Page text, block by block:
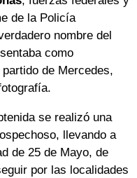
de la Policía
nombre del
como
de Mercedes,
se realizó una
llevando a
de 25 de Mayo, de
por las localidades